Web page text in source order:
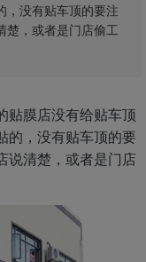
，没有贴车顶的要注
楚，或者是门店偷工
贴膜店没有给贴车顶
的，没有贴车顶的要
说清楚，或者是门店